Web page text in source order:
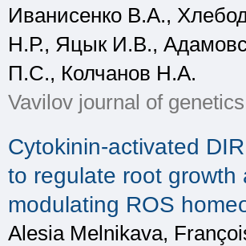
Иванисенко В.А.,
Н.Р., Яцык И.В.,
П.С., Колчанов Н.А.
Vavilov journal of
Cytokinin-activated
to regulate root
modulating ROS
Alesia Melnikava,